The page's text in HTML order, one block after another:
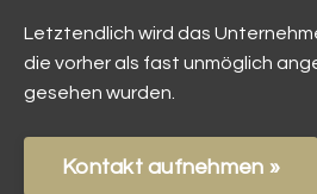
Letztendlich wird das
die vorher als fast unmöglich
gesehen wurden.
Kontakt aufnehmen »